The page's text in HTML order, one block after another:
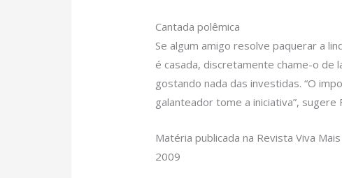
Cantada polêmica
Se algum amigo resolve paquerar a
é casada, discretamente chame-o de
gostando nada das investidas. “O
galanteador tome a iniciativa”, sugere
Matéria publicada na Revista Viva
2009